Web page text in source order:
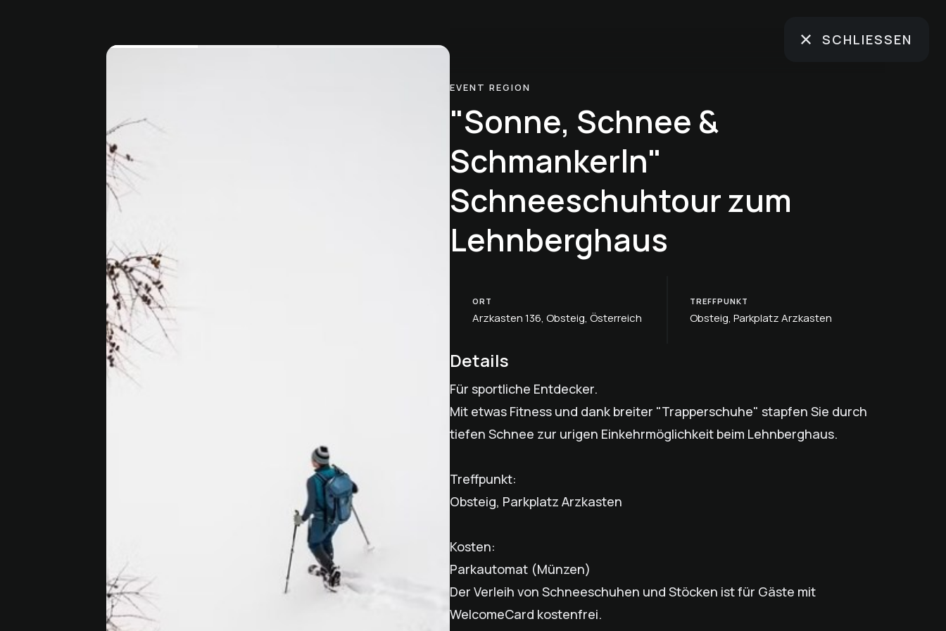
SCHLIESSEN
EVENT REGION
"Sonne, Schnee &
Schmankerln"
Schneeschuhtour zum
Lehnberghaus
ORT
Arzkasten 136, Obsteig, Österreich
TREFFPUNKT
Obsteig, Parkplatz Arzkasten
Details
Für sportliche Entdecker.
Mit etwas Fitness und dank breiter "Trapperschuhe" stapfen Sie durch
tiefen Schnee zur urigen Einkehrmöglichkeit beim Lehnberghaus.
Treffpunkt:
Obsteig, Parkplatz Arzkasten
Kosten:
Parkautomat (Münzen)
Der Verleih von Schneeschuhen und Stöcken ist für Gäste mit
WelcomeCard kostenfrei.